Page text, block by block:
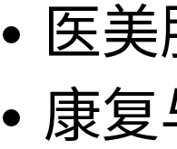
医
康